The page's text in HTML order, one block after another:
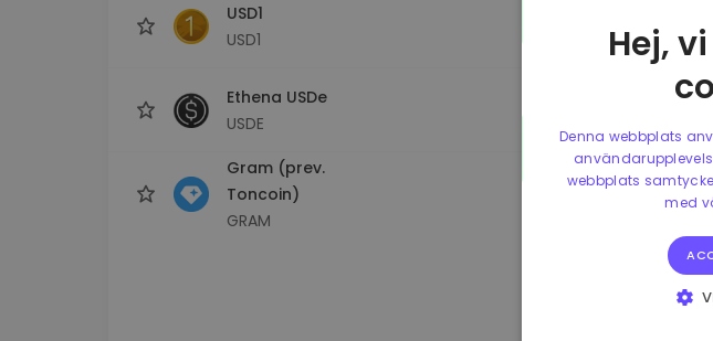
USD1
USD1
0.867510 €
Ethena USDe
USDE
Gram (prev.
Toncoin)
GRAM
1.190000 €
Hej,
Denna webbplats
webbplats
med